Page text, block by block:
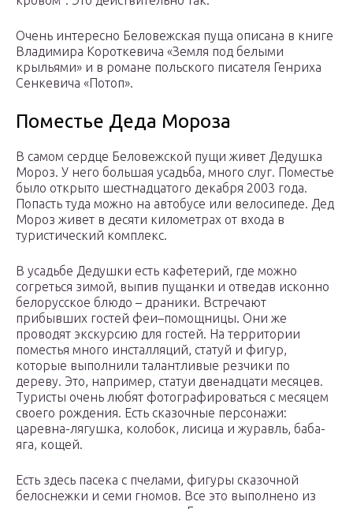
Очень интересно Беловежская пуща описана в книге
Владимира Короткевича «Земля под белыми
крыльями» и в романе польского писателя Генриха
Сенкевича «Потоп».
Поместье Деда Мороза
В самом сердце Беловежской пущи живет Дедушка
Мороз. У него большая усадьба, много слуг. Поместье
было открыто шестнадцатого декабря 2003 года.
Попасть туда можно на автобусе или велосипеде. Дед
Мороз живет в десяти километрах от входа в
туристический комплекс.
В усадьбе Дедушки есть кафетерий, где можно
согреться зимой, выпив пущанки и отведав исконно
белорусское блюдо – драники. Встречают
прибывших гостей феи–помощницы. Они же
проводят экскурсию для гостей. На территории
поместья много инсталляций, статуй и фигур,
которые выполнили талантливые резчики по
дереву. Это, например, статуи двенадцати месяцев.
Туристы очень любят фотографироваться с месяцем
своего рождения. Есть сказочные персонажи:
царевна-лягушка, колобок, лисица и журавль, баба-
яга, кощей.
Есть здесь пасека с пчелами, фигуры сказочной
белоснежки и семи гномов. Все это выполнено из